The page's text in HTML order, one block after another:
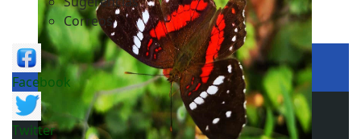
Correos
Facebook
Twitter